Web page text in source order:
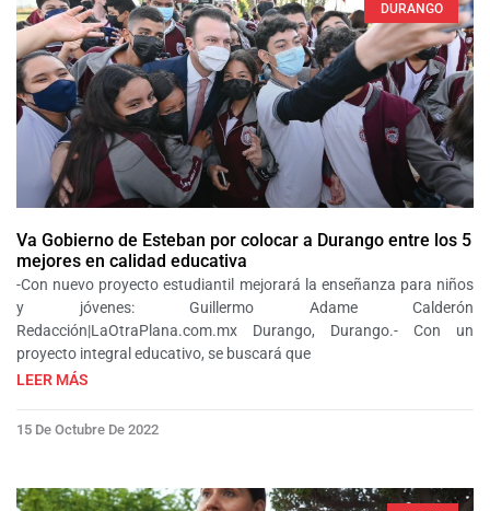
DURANGO
Va Gobierno de Esteban por colocar a Durango entre los 5
mejores en calidad educativa
-Con nuevo proyecto estudiantil mejorará la enseñanza para niños
y jóvenes: Guillermo Adame Calderón
Redacción|LaOtraPlana.com.mx Durango, Durango.- Con un
proyecto integral educativo, se buscará que
LEER MÁS
15 De Octubre De 2022